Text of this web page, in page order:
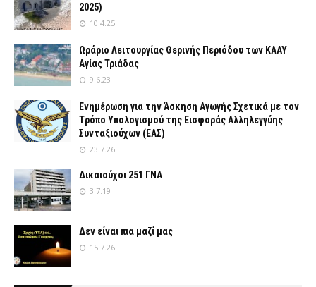
2025)
10.4.25
Ωράριο Λειτουργίας Θερινής Περιόδου των ΚΑΑΥ
Αγίας Τριάδας
9.6.23
Ενημέρωση για την Άσκηση Αγωγής Σχετικά με τον
Tρόπο Yπολογισμού της Εισφοράς Αλληλεγγύης
Συνταξιούχων (ΕΑΣ)
23.7.26
Δικαιούχοι 251 ΓΝΑ
3.7.19
Δεν είναι πια μαζί μας
15.7.26